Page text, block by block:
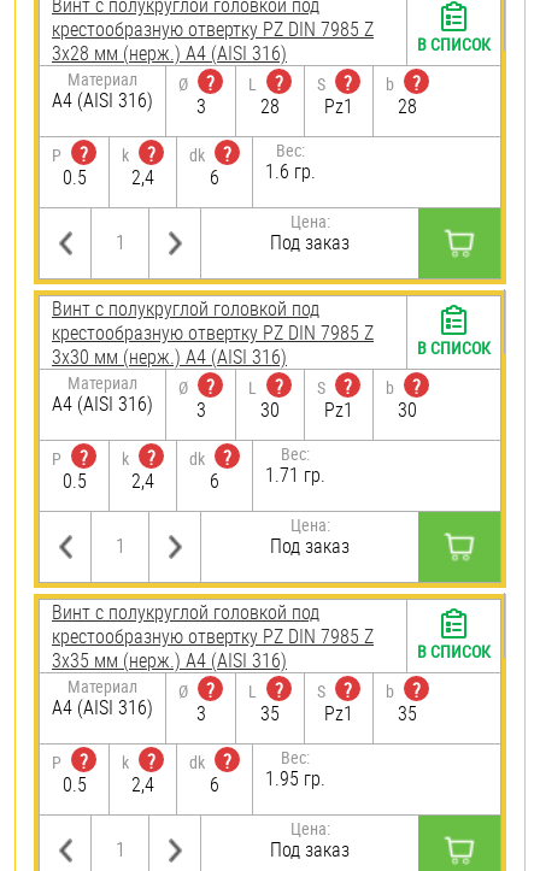
крестообразную отвертку PZ DIN 7985 Z
3х28 мм (нерж.) A4 (AISI 316)
Материал
A4 (AISI 316)
Ø
?
3
L
?
28
S
?
Pz1
b
?
28
P
?
0.5
k
?
2,4
dk
?
6
Вес:
1.6 гр.
Цена:
Под заказ
В СПИСОК
Винт с полукруглой головкой под
крестообразную отвертку PZ DIN 7985 Z
3х30 мм (нерж.) A4 (AISI 316)
Материал
A4 (AISI 316)
Ø
?
3
L
?
30
S
?
Pz1
b
?
30
P
?
0.5
k
?
2,4
dk
?
6
Вес:
1.71 гр.
Цена:
Под заказ
В СПИСОК
Винт с полукруглой головкой под
крестообразную отвертку PZ DIN 7985 Z
3х35 мм (нерж.) A4 (AISI 316)
Материал
A4 (AISI 316)
Ø
?
3
L
?
35
S
?
Pz1
b
?
35
P
?
0.5
k
?
2,4
dk
?
6
Вес:
1.95 гр.
Цена:
Под заказ
В СПИСОК